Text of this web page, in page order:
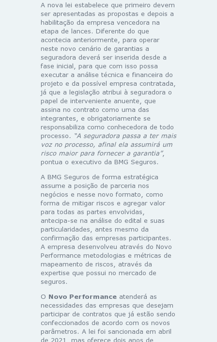
A nova lei estabelece que primeiro devem
ser apresentadas as propostas e depois a
habilitação da empresa vencedora na
etapa de lances. Diferente do que
acontecia anteriormente, para operar
neste novo cenário de garantias a
seguradora deverá ser inserida desde a
fase inicial, para que com isso possa
executar a análise técnica e financeira do
projeto e da possível empresa contratada,
já que a legislação atribui à seguradora o
papel de interveniente anuente, que
assina no contrato como uma das
integrantes, e obrigatoriamente se
responsabiliza como conhecedora de todo
processo. “A seguradora passa a ter mais
voz no processo, afinal ela assumirá um
risco maior para fornecer a garantia”,
pontua o executivo da BMG Seguros.
A BMG Seguros de forma estratégica
assume a posição de parceria nos
negócios e nesse novo formato, como
forma de mitigar riscos e agregar valor
para todas as partes envolvidas,
antecipa-se na análise do edital e suas
particularidades, antes mesmo da
confirmação das empresas participantes.
A empresa desenvolveu através do Novo
Performance metodologias e métricas de
mapeamento de riscos, através da
expertise que possui no mercado de
seguros.
O Novo Performance atenderá as
necessidades das empresas que desejam
participar de contratos que já estão sendo
confeccionados de acordo com os novos
parâmetros. A lei foi sancionada em abril
de 2021, mas oferece dois anos de